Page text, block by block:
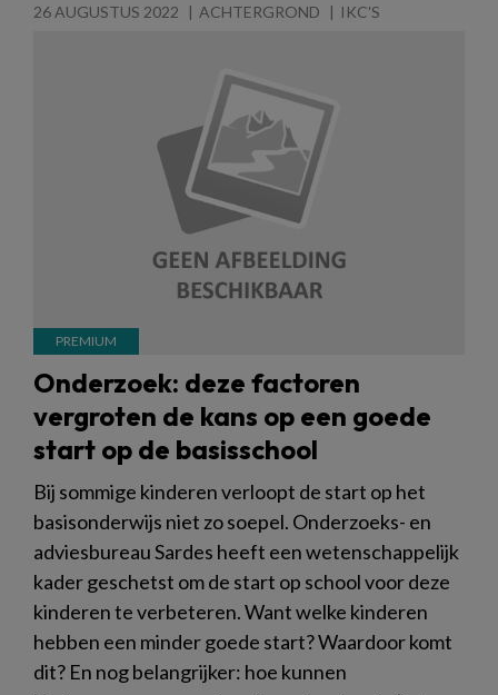
26 AUGUSTUS 2022 ACHTERGROND IKC'S
Onderzoek: deze factoren
vergroten de kans op een goede
start op de basisschool
Bij sommige kinderen verloopt de start op het
basisonderwijs niet zo soepel. Onderzoeks- en
adviesbureau Sardes heeft een wetenschappelijk
kader geschetst om de start op school voor deze
kinderen te verbeteren. Want welke kinderen
hebben een minder goede start? Waardoor komt
dit? En nog belangrijker: hoe kunnen